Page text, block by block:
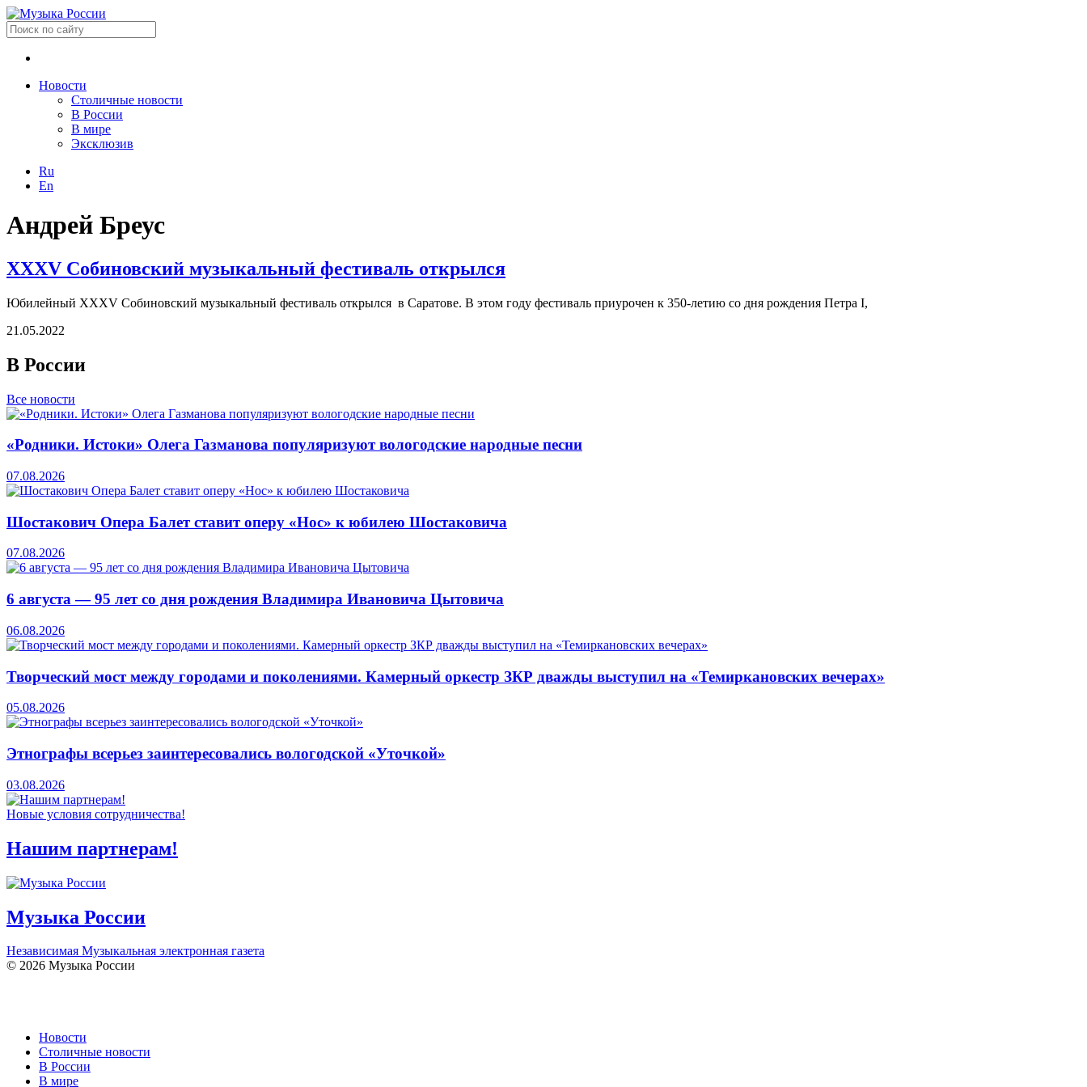
Новости
Столичные новости
В России
В мире
Эксклюзив
Ru
En
Андрей Бреус
XXXV Собиновский музыкальный фестиваль открылся
Юбилейный XXXV Собиновский музыкальный фестиваль открылся в Саратове. В этом году фестиваль приурочен к 350-летию со дня рождения Петра I,
21.05.2022
В России
Все новости
«Родники. Истоки» Олега Газманова популяризуют вологодские народные песни
07.08.2026
Шостакович Опера Балет ставит оперу «Нос» к юбилею Шостаковича
07.08.2026
6 августа — 95 лет со дня рождения Владимира Ивановича Цытовича
06.08.2026
Творческий мост между городами и поколениями. Камерный оркестр ЗКР дважды выступил на «Темиркановских вечерах»
05.08.2026
Этнографы всерьез заинтересовались вологодской «Уточкой»
03.08.2026
Новые условия сотрудничества!
Нашим партнерам!
Музыка России
Независимая Музыкальная электронная газета
© 2026 Музыка России
Новости
Столичные новости
В России
В мире